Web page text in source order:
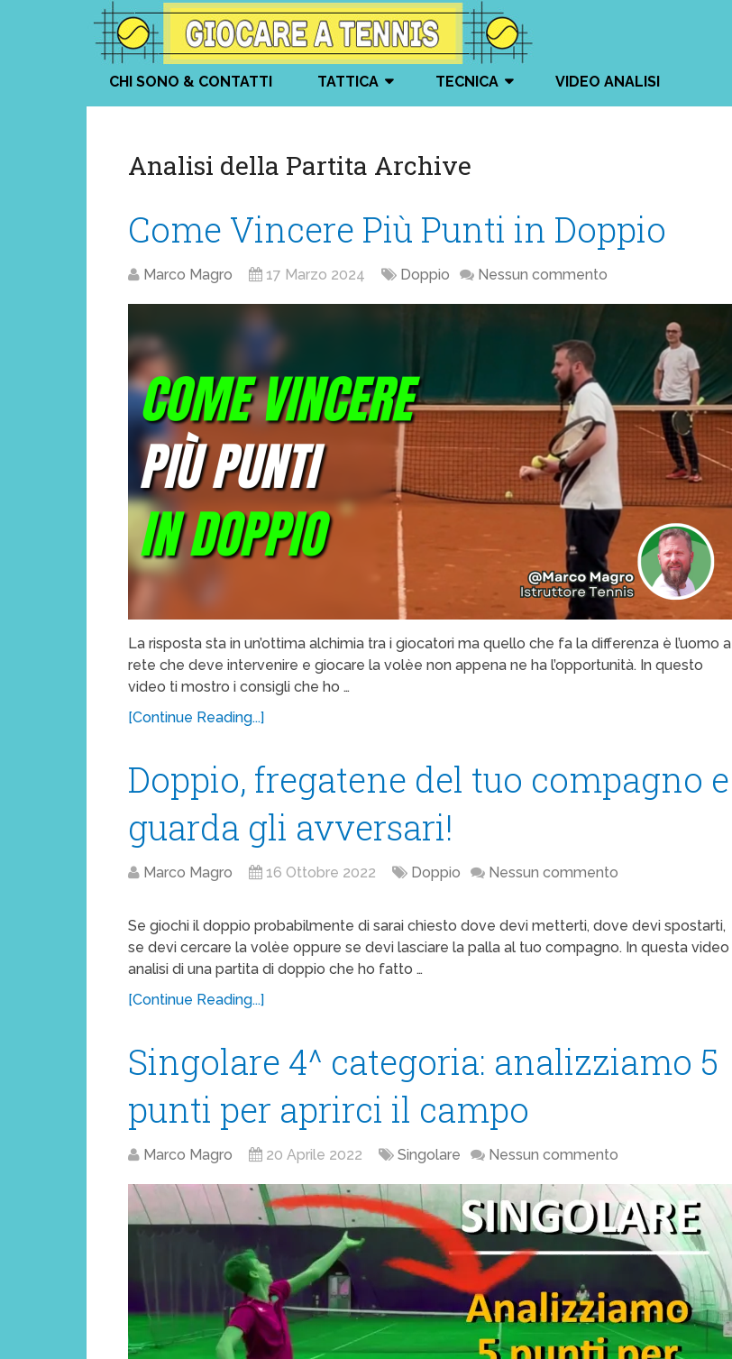
CHI SONO & CONTATTI TATTICA TECNICA VIDEO ANALISI
Analisi della Partita Archive
Come Vincere Più Punti in Doppio
Marco Magro 17 Marzo 2024 Doppio Nessun commento
La risposta sta in un’ottima alchimia tra i giocatori ma quello che fa la differenza è l’uomo a
rete che deve intervenire e giocare la volèe non appena ne ha l’opportunità. In questo
video ti mostro i consigli che ho …
[Continue Reading...]
Doppio, fregatene del tuo compagno e
guarda gli avversari!
Marco Magro 16 Ottobre 2022 Doppio Nessun commento
Se giochi il doppio probabilmente di sarai chiesto dove devi metterti, dove devi spostarti,
se devi cercare la volèe oppure se devi lasciare la palla al tuo compagno. In questa video
analisi di una partita di doppio che ho fatto …
[Continue Reading...]
Singolare 4^ categoria: analizziamo 5
punti per aprirci il campo
Marco Magro 20 Aprile 2022 Singolare Nessun commento